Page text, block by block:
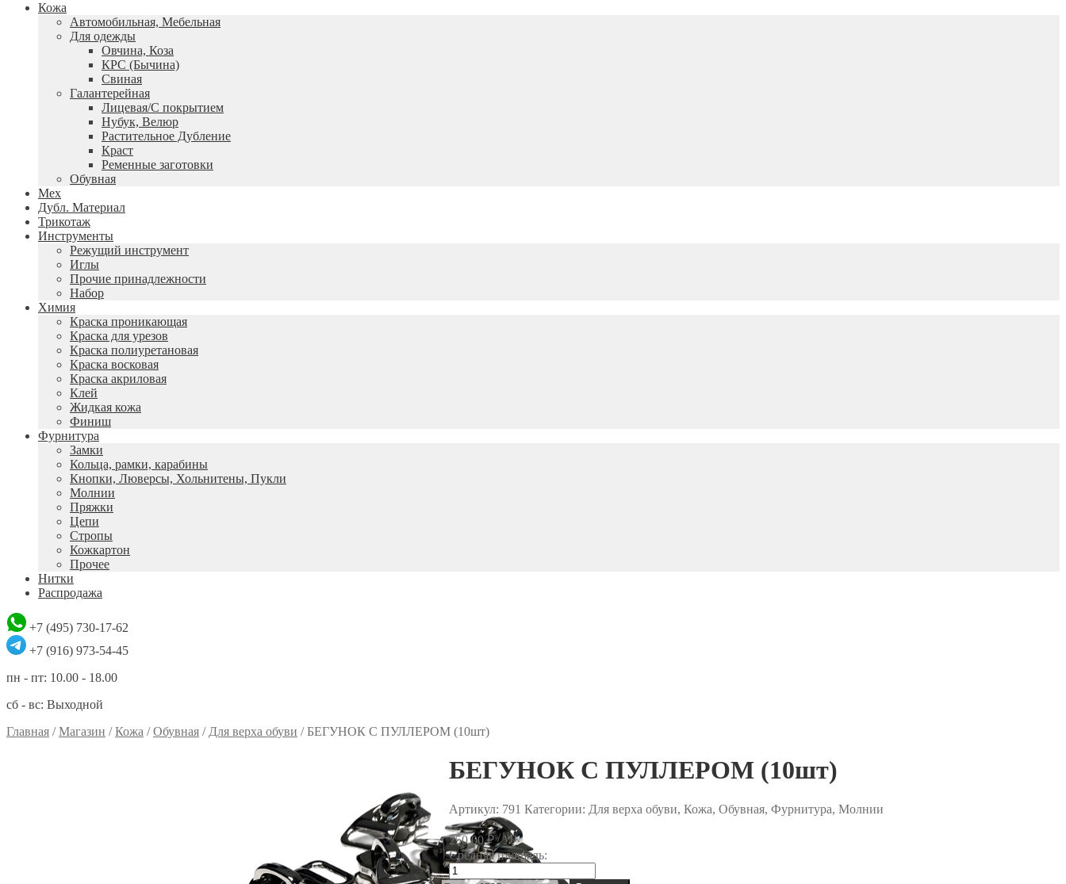
Кожа
Автомобильная, Мебельная
Для одежды
Овчина, Коза
КРС (Бычина)
Свиная
Галантерейная
Лицевая/С покрытием
Нубук, Велюр
Растительное Дубление
Краст
Ременные заготовки
Обувная
Мех
Дубл. Материал
Трикотаж
Инструменты
Режущий инструмент
Иглы
Прочие принадлежности
Набор
Химия
Краска проникающая
Краска для урезов
Краска полиуретановая
Краска восковая
Краска акриловая
Клей
Жидкая кожа
Финиш
Фурнитура
Замки
Кольца, рамки, карабины
Кнопки, Люверсы, Хольнитены, Пукли
Молнии
Пряжки
Цепи
Стропы
Кожкартон
Прочее
Нитки
Распродажа
+7 (495) 730-17-62
+7 (916) 973-54-45
пн - пт: 10.00 - 18.00
сб - вс: Выходной
Главная /Магазин /Кожа /Обувная / Для верха обуви /БЕГУНОК С ПУЛЛЕРОМ (10шт)
БЕГУНОК С ПУЛЛЕРОМ (10шт)
Артикул: 791 Категории: Для верха обуви, Кожа, Обувная, Фурнитура, Молнии
250.00₽/ уп.
Средняя площадь:
Количество